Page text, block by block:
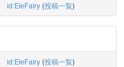
id:EleFairy (投稿一覧)
id:EleFairy (投稿一覧)